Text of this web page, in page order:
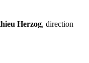
Herzog, direction